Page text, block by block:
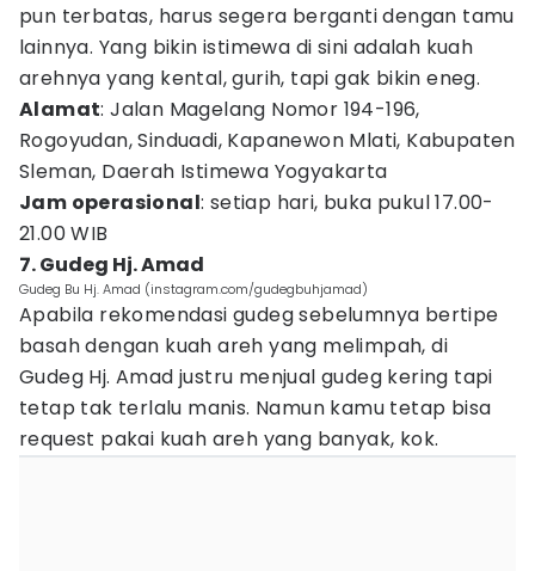
pun terbatas, harus segera berganti dengan tamu
lainnya. Yang bikin istimewa di sini adalah kuah
arehnya yang kental, gurih, tapi gak bikin eneg.
Alamat: Jalan Magelang Nomor 194-196,
Rogoyudan, Sinduadi, Kapanewon Mlati, Kabupaten
Sleman, Daerah Istimewa Yogyakarta
Jam operasional: setiap hari, buka pukul 17.00-
21.00 WIB
7. Gudeg Hj. Amad
Gudeg Bu Hj. Amad (instagram.com/gudegbuhjamad)
Apabila rekomendasi gudeg sebelumnya bertipe
basah dengan kuah areh yang melimpah, di
Gudeg Hj. Amad justru menjual gudeg kering tapi
tetap tak terlalu manis. Namun kamu tetap bisa
request pakai kuah areh yang banyak, kok.